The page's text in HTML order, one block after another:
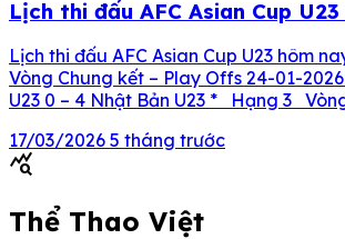
Lịch thi đấu AFC Asian Cup
Lịch thi đấu AFC Asian Cup U23 hôm
Vòng Chung kết – Play Offs 24-01-
U23 0 – 4 Nhật Bản U23 * Hạng 3
Quốc U23 Bán kết […]
17/03/2026 5 tháng trước
query_stats
Thể Thao Việt